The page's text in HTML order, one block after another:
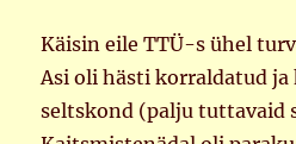
Käisin eile TTÜ-s ühel
Asi oli hästi korraldatud
seltskond (palju tuttavaid